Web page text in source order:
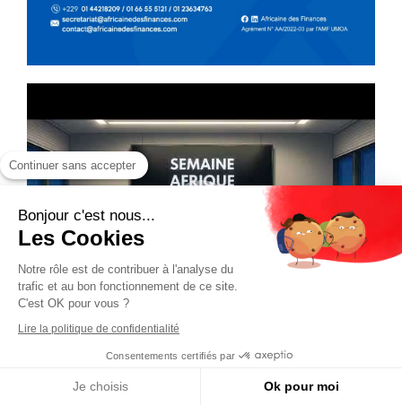
Continuer sans accepter
Bonjour c'est nous...
Les Cookies
Notre rôle est de contribuer à l'analyse du
trafic et au bon fonctionnement de ce site.
C'est OK pour vous ?
Lire la politique de confidentialité
Consentements certifiés par
Je choisis Ok pour moi